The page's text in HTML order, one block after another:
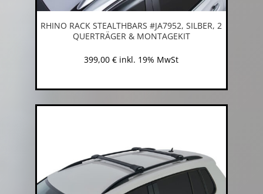
RHINO RACK STEALTHBARS #JA7952, SILBER, 2
QUERTRÄGER & MONTAGEKIT
399,00€ inkl. 19% MwSt